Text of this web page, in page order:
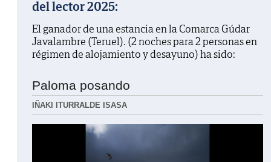
del lector 2025:
El ganador de una estancia en la Comarca Gúdar
Javalambre (Teruel). (2 noches para 2 personas en
régimen de alojamiento y desayuno) ha sido:
Paloma posando
IÑAKI ITURRALDE ISASA